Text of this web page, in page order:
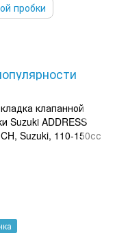
пробки